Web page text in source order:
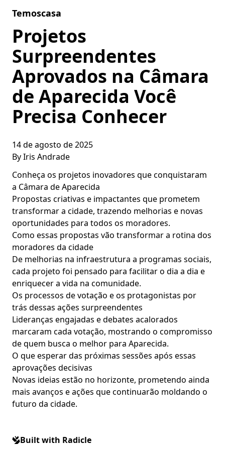
Temoscasa
Projetos
Surpreendentes
Aprovados na Câmara
de Aparecida Você
Precisa Conhecer
14 de agosto de 2025
ByIris Andrade
Conheça os projetos inovadores que conquistaram
a Câmara de Aparecida
Propostas criativas e impactantes que prometem
transformar a cidade, trazendo melhorias e novas
oportunidades para todos os moradores.
Como essas propostas vão transformar a rotina dos
moradores da cidade
De melhorias na infraestrutura a programas sociais,
cada projeto foi pensado para facilitar o dia a dia e
enriquecer a vida na comunidade.
Os processos de votação e os protagonistas por
trás dessas ações surpreendentes
Lideranças engajadas e debates acalorados
marcaram cada votação, mostrando o compromisso
de quem busca o melhor para Aparecida.
O que esperar das próximas sessões após essas
aprovações decisivas
Novas ideias estão no horizonte, prometendo ainda
mais avanços e ações que continuarão moldando o
futuro da cidade.
Built with Radicle